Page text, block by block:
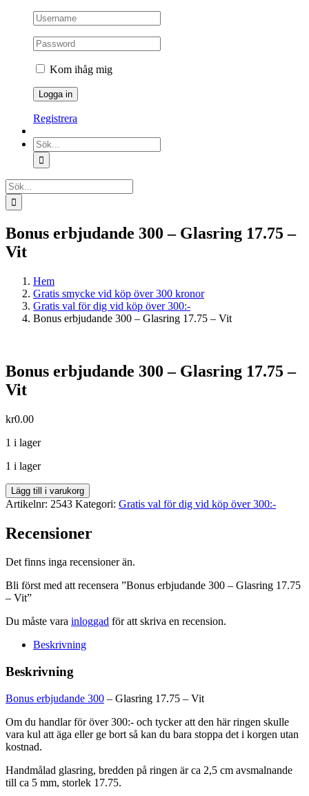
Kom ihåg mig
Registrera
Sök
efter:
Sök
efter:
Bonus erbjudande 300 – Glasring 17.75 –
Vit
Hem
Gratis smycke vid köp över 300 kronor
Gratis val för dig vid köp över 300:-
Bonus erbjudande 300 – Glasring 17.75 – Vit
Bonus erbjudande 300 – Glasring 17.75 –
Vit
kr0.00
1 i lager
1 i lager
Bonus
erbjudande
-
Glasring
-
mängd
Lägg till i varukorg
Artikelnr: 2543 Kategori: Gratis val för dig vid köp över 300:-
Recensioner
Det finns inga recensioner än.
Bli först med att recensera ”Bonus erbjudande 300 – Glasring 17.75
– Vit”
Du måste vara inloggad för att skriva en recension.
Beskrivning
Beskrivning
Bonus erbjudande 300 – Glasring 17.75 – Vit
Om du handlar för över 300:- och tycker att den här ringen skulle
vara kul att äga eller ge bort så kan du bara stoppa det i korgen utan
kostnad.
Handmålad glasring, bredden på ringen är ca 2,5 cm avsmalnande
till ca 5 mm, storlek 17.75.